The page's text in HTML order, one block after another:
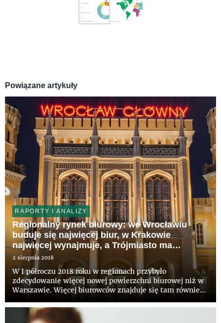
Powiązane artykuły
RAPORTY I ANALIZY
Regionalny rynek biurowy: we Wrocławiu
buduje się najwięcej biur, w Krakowie
najwięcej wynajmuje, a Trójmiasto ma
najmniej niewynajętej powierzchni
2 sierpnia 2018
W I półroczu 2018 roku w regionach przybyło
zdecydowanie więcej nowej powierzchni biurowej niż w
Warszawie. Więcej biurowców znajduje się tam również
więcej, wskaźnik pustostanów na rynkach regionalnych
jest znacznie niż...